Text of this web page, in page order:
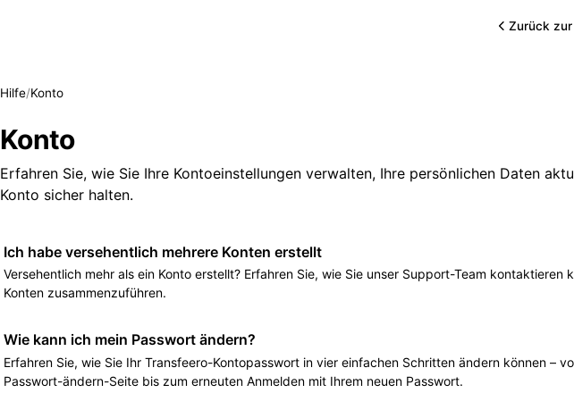
Zurück
Hilfe/Konto
Konto
Erfahren Sie, wie Sie Ihre Kontoeinstellungen verwalten, Ihre persönlichen Daten
Konto sicher halten.
Ich habe versehentlich mehrere Konten erstellt
Versehentlich mehr als ein Konto erstellt? Erfahren Sie, wie Sie unser Support-Team kontaktieren
Konten zusammenzuführen.
Wie kann ich mein Passwort ändern?
Erfahren Sie, wie Sie Ihr Transfeero-Kontopasswort in vier einfachen Schritten ändern können –
Passwort-ändern-Seite bis zum erneuten Anmelden mit Ihrem neuen Passwort.